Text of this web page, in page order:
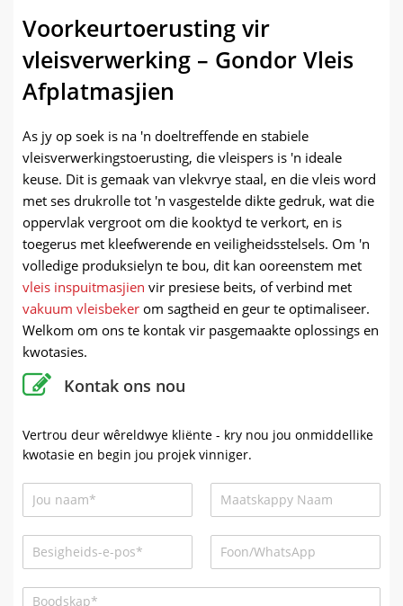
Voorkeurtoerusting vir
vleisverwerking – Gondor Vleis
Afplatmasjien
As jy op soek is na 'n doeltreffende en stabiele
vleisverwerkingstoerusting, die vleispers is 'n ideale
keuse. Dit is gemaak van vlekvrye staal, en die vleis word
met ses drukrolle tot 'n vasgestelde dikte gedruk, wat die
oppervlak vergroot om die kooktyd te verkort, en is
toegerus met kleefwerende en veiligheidsstelsels. Om 'n
volledige produksielyn te bou, dit kan ooreenstem met
vleis inspuitmasjien vir presiese beits, of verbind met
vakuum vleisbeker om sagtheid en geur te optimaliseer.
Welkom om ons te kontak vir pasgemaakte oplossings en
kwotasies.
Kontak ons ​​nou
Vertrou deur wêreldwye kliënte - kry nou jou onmiddellike
kwotasie en begin jou projek vinniger.